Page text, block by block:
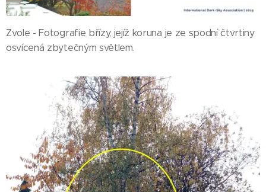
Zvole - Fotografie břízy, jejíž koruna je ze spodní čtvrtiny
osvícená zbytečným světlem.